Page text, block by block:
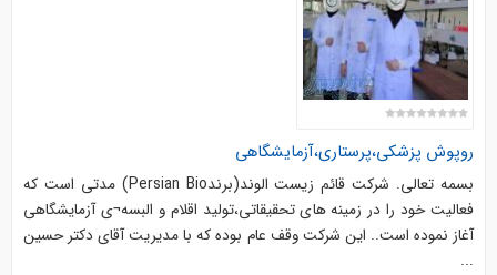
روپوش پزشکی،پرستاری،آزمایشگاهی
بسمه تعالی. شرکت قائم زیست الوند(برندPersian Bio) مدتی است که
فعالیت خود را در زمینه های تحقیقاتی،تولید اقلام و البسه¬ی آزمایشگاهی
آغاز نموده است.. این شرکت وقف عام بوده که با مدیریت آقای دکتر حسین
...